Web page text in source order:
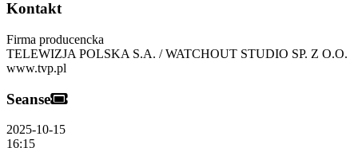
Kontakt
Firma producencka
TELEWIZJA POLSKA S.A. / WATCHOUT STUDIO SP. Z O.O.
www.tvp.pl
Seanse
2025-10-15
16:15